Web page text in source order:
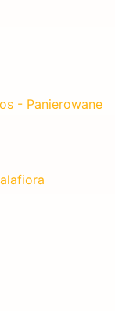
- Panierowane